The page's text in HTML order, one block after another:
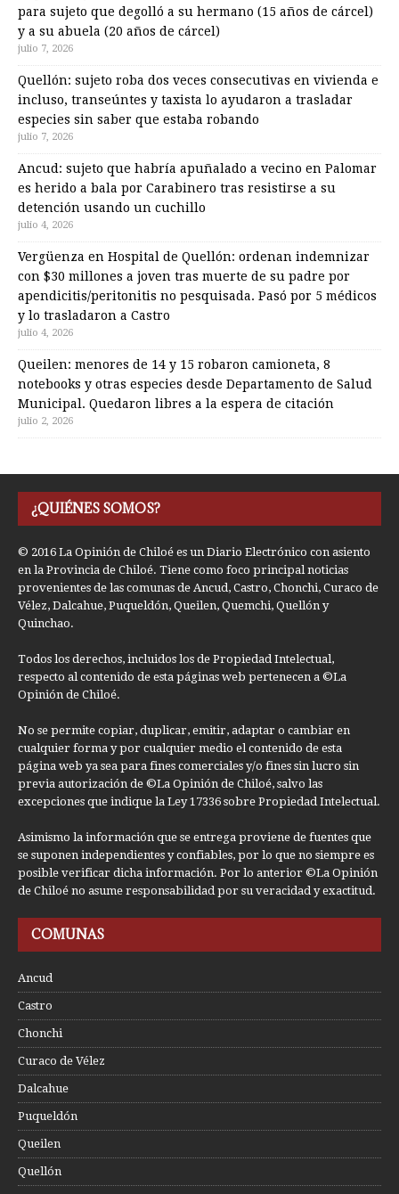
para sujeto que degolló a su hermano (15 años de cárcel)
y a su abuela (20 años de cárcel)
julio 7, 2026
Quellón: sujeto roba dos veces consecutivas en vivienda e
incluso, transeúntes y taxista lo ayudaron a trasladar
especies sin saber que estaba robando
julio 7, 2026
Ancud: sujeto que habría apuñalado a vecino en Palomar
es herido a bala por Carabinero tras resistirse a su
detención usando un cuchillo
julio 4, 2026
Vergüenza en Hospital de Quellón: ordenan indemnizar
con $30 millones a joven tras muerte de su padre por
apendicitis/peritonitis no pesquisada. Pasó por 5 médicos
y lo trasladaron a Castro
julio 4, 2026
Queilen: menores de 14 y 15 robaron camioneta, 8
notebooks y otras especies desde Departamento de Salud
Municipal. Quedaron libres a la espera de citación
julio 2, 2026
¿QUIÉNES SOMOS?
© 2016 La Opinión de Chiloé es un Diario Electrónico con asiento
en la Provincia de Chiloé. Tiene como foco principal noticias
provenientes de las comunas de Ancud, Castro, Chonchi, Curaco de
Vélez, Dalcahue, Puqueldón, Queilen, Quemchi, Quellón y
Quinchao.
Todos los derechos, incluidos los de Propiedad Intelectual,
respecto al contenido de esta páginas web pertenecen a ©La
Opinión de Chiloé.
No se permite copiar, duplicar, emitir, adaptar o cambiar en
cualquier forma y por cualquier medio el contenido de esta
página web ya sea para fines comerciales y/o fines sin lucro sin
previa autorización de ©La Opinión de Chiloé, salvo las
excepciones que indique la Ley 17336 sobre Propiedad Intelectual.
Asimismo la información que se entrega proviene de fuentes que
se suponen independientes y confiables, por lo que no siempre es
posible verificar dicha información. Por lo anterior ©La Opinión
de Chiloé no asume responsabilidad por su veracidad y exactitud.
COMUNAS
Ancud
Castro
Chonchi
Curaco de Vélez
Dalcahue
Puqueldón
Queilen
Quellón